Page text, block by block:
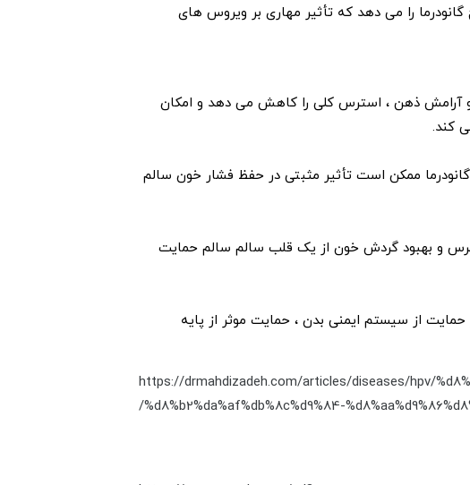
را می دهد که تأثیر مهاری بر ویروس های
آرامش ذهن ، استرس کلی را کاهش می دهد و امکان
کند.
ممکن است تأثیر مثبتی در حفظ فشار خون سالم
و بهبود گردش خون از یک قلب سالم سالم حمایت
حمایت از سیستم ایمنی بدن ، حمایت موثر از پایه
https://drmahdizadeh.com/articles/diseases/hpv/
%d8%b2%da%af%db%8c%d9%84-